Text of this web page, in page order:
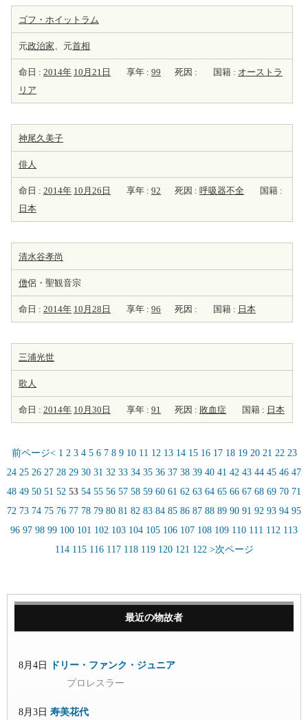
ゴフ・ホイットラム
元政治家、元首相
命日 : 2014年 10月21日 享年 : 99 死因 : 国籍 : オーストラ
リア
神尾久美子
俳人
命日 : 2014年 10月26日 享年 : 92 死因 : 呼吸器不全
国籍 :
日本
清水谷孝尚
僧侶・聖観音宗
命日 : 2014年 10月28日 享年 : 96 死因 : 国籍 : 日本
三浦光世
歌人
命日 : 2014年 10月30日 享年 : 91 死因 : 敗血症 国籍 : 日本
前ページ< 1 2 3 4 5 6 7 8 9 10 11 12 13 14 15 16 17 18 19 20 21 22 23
24 25 26 27 28 29 30 31 32 33 34 35 36 37 38 39 40 41 42 43 44 45 46 47
48 49 50 51 52 53 54 55 56 57 58 59 60 61 62 63 64 65 66 67 68 69 70 71
72 73 74 75 76 77 78 79 80 81 82 83 84 85 86 87 88 89 90 91 92 93 94 95
96 97 98 99 100 101 102 103 104 105 106 107 108 109 110 111 112 113
114 115 116 117 118 119 120 121 122 >次ページ
最近の物故者
8月4日
ドリー・ファンク・ジュニア
プロレスラー
8月3日 寿美花代